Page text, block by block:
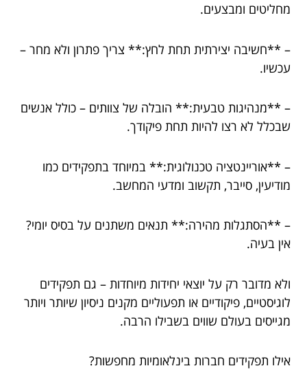
מחליטים ומבצעים.
– **חשיבה יצירתית תחת לחץ:** צריך פתרון ולא מחר –
עכשיו.
– **מנהיגות טבעית:** הובלה של צוותים – כולל אנשים
שבכלל לא רצו להיות תחת פיקודך.
– **אוריינטציה טכנולוגית:** במיוחד בתפקידים כמו
מודיעין, סייבר, תקשוב ומדעי המחשב.
– **הסתגלות מהירה:** תנאים משתנים על בסיס יומי?
אין בעיה.
ולא מדובר רק על יוצאי יחידות מיוחדות – גם תפקידים
לוגיסטיים, פיקודיים או תפעוליים מקנים ניסיון שיותר ויותר
מגייסים בעולם שווים בשבילו הרבה.
אילו תפקידים חברות בינלאומיות מחפשות?